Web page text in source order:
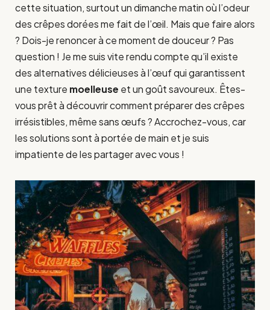
cette situation, surtout un dimanche matin où l’odeur
des crêpes dorées me fait de l’œil. Mais que faire alors
? Dois-je renoncer à ce moment de douceur ? Pas
question ! Je me suis vite rendu compte qu’il existe
des alternatives délicieuses à l’œuf qui garantissent
une texture moelleuse et un goût savoureux. Êtes-
vous prêt à découvrir comment préparer des crêpes
irrésistibles, même sans œufs ? Accrochez-vous, car
les solutions sont à portée de main et je suis
impatiente de les partager avec vous !